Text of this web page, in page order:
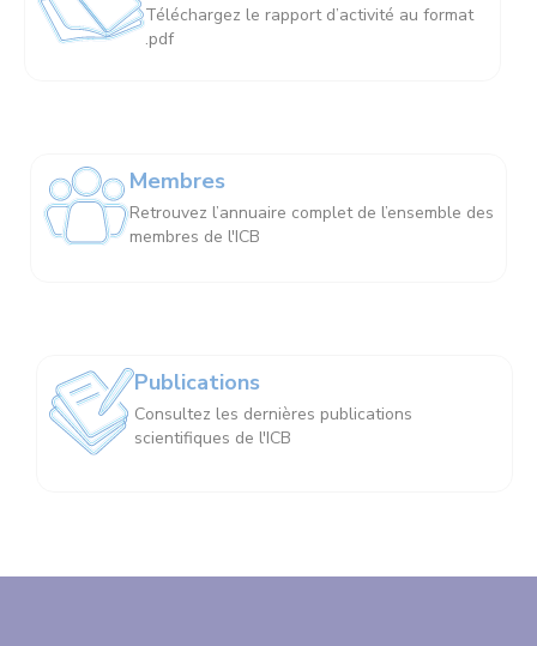
Téléchargez le rapport d’activité au format
.pdf
Membres
Retrouvez l’annuaire complet de l’ensemble des
membres de l'ICB
Publications
Consultez les dernières publications
scientifiques de l'ICB